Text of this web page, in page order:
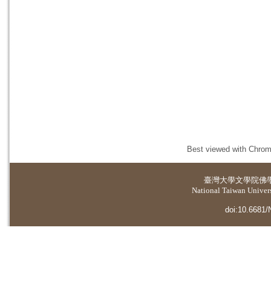
Best viewed with
臺灣大學文學院佛
National Taiwan
doi:10.6681/